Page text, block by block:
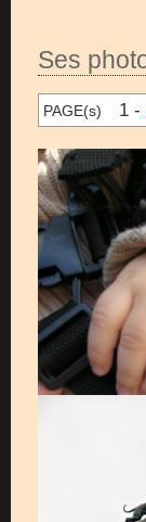
Ses
PAGE(s) 1 -